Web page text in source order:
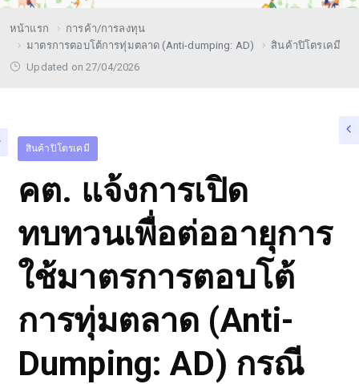
หน้าแรก
การค้า/การลงทุน
มาตรการตอบโต้การทุ่มตลาด (Anti-dumping: AD)
สินค้าปิโตรเคมี
Updated on 27/04/2026
สินค้าปิโตรเคมี
คต. แจ้งการเปิด
ทบทวนเพื่อต่ออายุการ
ใช้มาตรการตอบโต้
การทุ่มตลาด (Anti-
Dumping: AD) กรณี